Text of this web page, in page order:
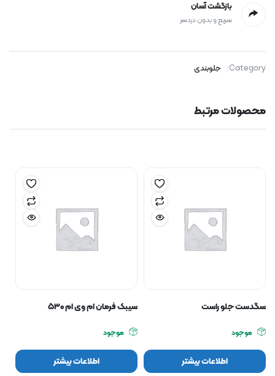
بازگشت آسان
سریع و بدون دردسر
Category: جلوبندی
محصولات مرتبط
سگدست جلو راست
موجود
اطلاعات بیشتر
سیبک فرمان ام وی ام ۵۳۰
موجود
اطلاعات بیشتر